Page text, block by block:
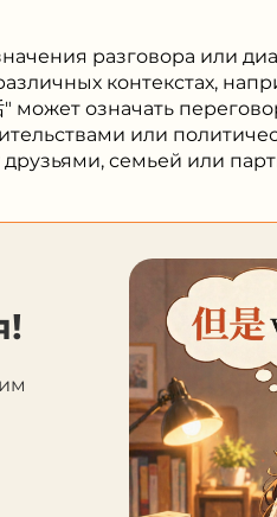
разговора или
контекстах,
" может означать
или
семьей или